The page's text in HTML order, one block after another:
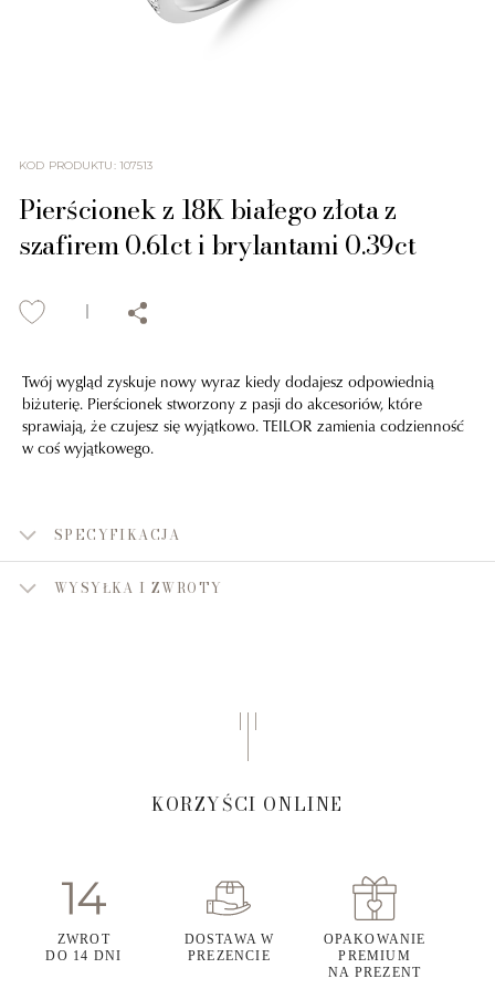
KOD PRODUKTU: 107513
Pierścionek z 18K białego złota z
szafirem 0.61ct i brylantami 0.39ct
Twój wygląd zyskuje nowy wyraz kiedy dodajesz odpowiednią
biżuterię. Pierścionek stworzony z pasji do akcesoriów, które
sprawiają, że czujesz się wyjątkowo. TEILOR zamienia codzienność
w coś wyjątkowego.
SPECYFIKACJA
WYSYŁKA I ZWROTY
KORZYŚCI ONLINE
ZWROT
DO 14 DNI
DOSTAWA W
PREZENCIE
OPAKOWANIE
PREMIUM
NA PREZENT